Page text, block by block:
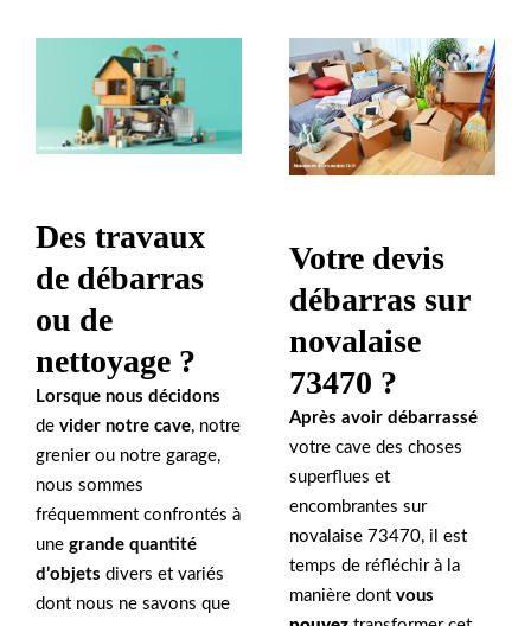
Des travaux
de débarras
ou de
nettoyage ?
Lorsque nous décidons
de vider notre cave, notre
grenier ou notre garage,
nous sommes
fréquemment confrontés à
une grande quantité
d’objets divers et variés
dont nous ne savons que
Votre devis
débarras sur
novalaise
73470 ?
Après avoir débarrassé
votre cave des choses
superflues et
encombrantes sur
novalaise 73470, il est
temps de réfléchir à la
manière dont vous